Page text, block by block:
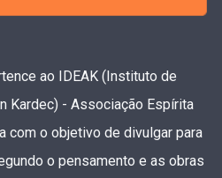
ao IDEAK (Instituto de
Kardec) - Associação Espírita
com o objetivo de divulgar para
o pensamento e as obras